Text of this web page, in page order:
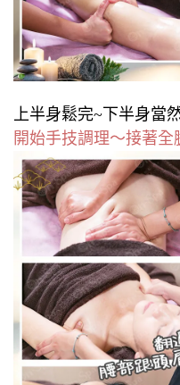
上半身鬆完~下半身當
開始手技調理～接著